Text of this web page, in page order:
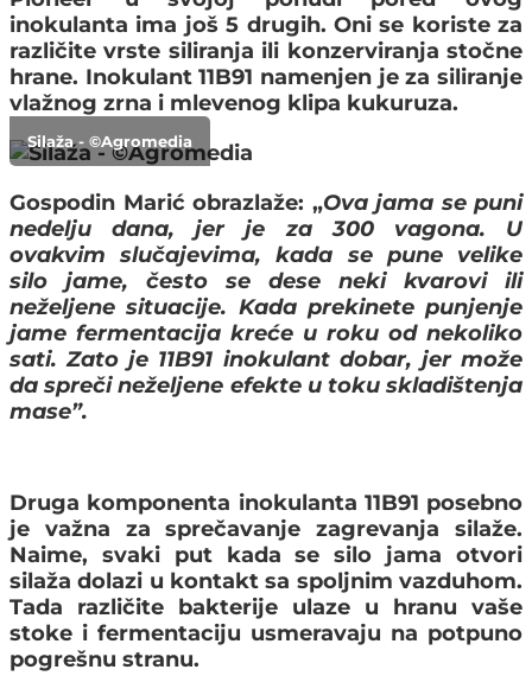
inokulanta ima još 5 drugih. Oni se koriste za
različite vrste siliranja ili konzerviranja stočne
hrane. Inokulant 11B91 namenjen je za siliranje
vlažnog zrna i mlevenog klipa kukuruza.
Silaža - ©Agromedia
Gospodin Marić obrazlaže: „Ova jama se puni
nedelju dana, jer je za 300 vagona. U
ovakvim slučajevima, kada se pune velike
silo jame, često se dese neki kvarovi ili
neželjene situacije. Kada prekinete punjenje
jame fermentacija kreće u roku od nekoliko
sati. Zato je 11B91 inokulant dobar, jer može
da spreči neželjene efekte u toku skladištenja
mase”.
Druga komponenta inokulanta 11B91 posebno
je važna zasprečavanje zagrevanja silaže.
Naime, svaki put kada se silo jama otvori
silaža dolazi u kontakt sa spoljnim vazduhom.
Tada različite bakterije ulaze u hranu vaše
stoke i fermentaciju usmeravaju na potpuno
pogrešnu stranu.